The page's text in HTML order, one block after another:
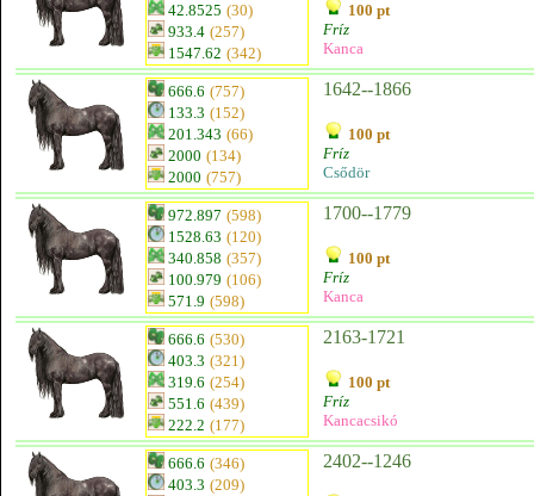
42.8525 (30)
933.4 (257)
1547.62 (342)
100 pt
Fríz
Kanca
666.6 (757)
133.3 (152)
201.343 (66)
2000 (134)
2000 (757)
1642--1866
100 pt
Fríz
Csődör
972.897 (598)
1528.63 (120)
340.858 (357)
100.979 (106)
571.9 (598)
1700--1779
100 pt
Fríz
Kanca
666.6 (530)
403.3 (321)
319.6 (254)
551.6 (439)
222.2 (177)
2163-1721
100 pt
Fríz
Kancacsikó
666.6 (346)
403.3 (209)
2402--1246